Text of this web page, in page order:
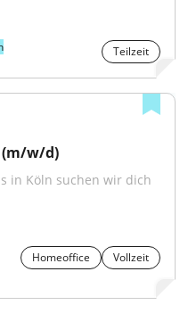
Teilzeit
(m/w/d)
in Köln suchen wir dich
Homeoffice
Vollzeit